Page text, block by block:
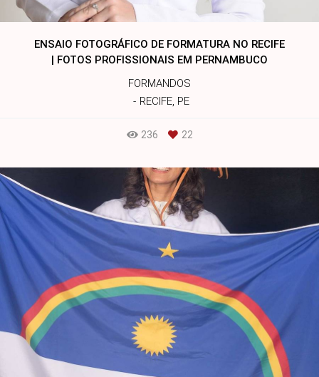
ENSAIO FOTOGRÁFICO DE FORMATURA NO RECIFE
| FOTOS PROFISSIONAIS EM PERNAMBUCO
FORMANDOS
RECIFE, PE
236 22